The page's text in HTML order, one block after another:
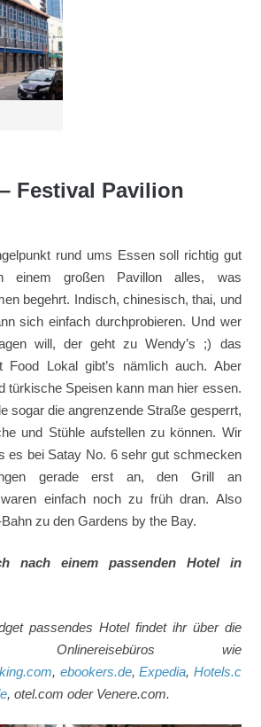
Festival Pavilion
rund ums Essen soll richtig gut
großen Pavillon alles, was
begehrt. Indisch, chinesisch, thai, und
sich einfach durchprobieren. Und wer
will, der geht zu Wendy’s ;) das
Food Lokal gibt’s nämlich auch. Aber
türkische Speisen kann man hier essen.
sogar die angrenzende Straße gesperrt,
und Stühle aufstellen zu können. Wir
es bei Satay No. 6 sehr gut schmecken
gerade erst an, den Grill an
einfach noch zu früh dran. Also
zu den Gardens by the Bay.
nach einem passenden Hotel in
passendes Hotel findet ihr über die
Onlinereisebüros wie
, ebookers.de,Expedia, Hotels.c
, otel.com oder Venere.com.